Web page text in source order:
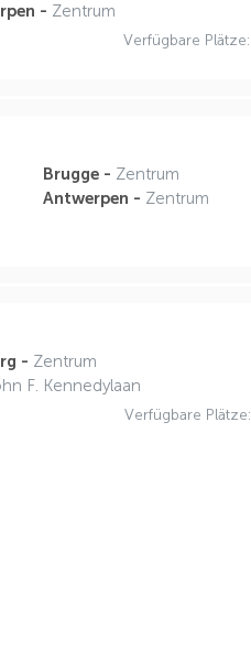
- Zentrum
Verfügbare Plätze:
Brugge - Zentrum
Antwerpen - Zentrum
- Zentrum
F. Kennedylaan
Verfügbare Plätze: